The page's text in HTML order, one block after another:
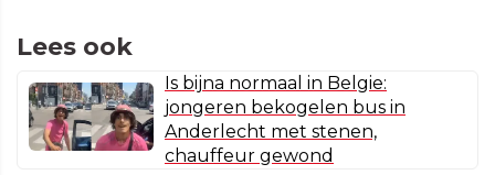
Lees ook
Is bijna normaal in Belgie:
jongeren bekogelen bus in
Anderlecht met stenen,
chauffeur gewond